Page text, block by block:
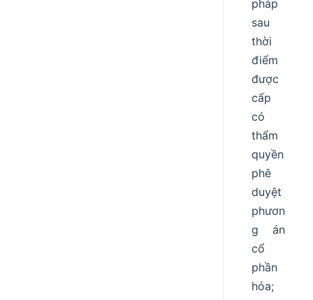
pháp
sau
thời
điểm
được
cấp
có
thẩm
quyền
phê
duyệt
phươn
g án
cổ
phần
hóa;